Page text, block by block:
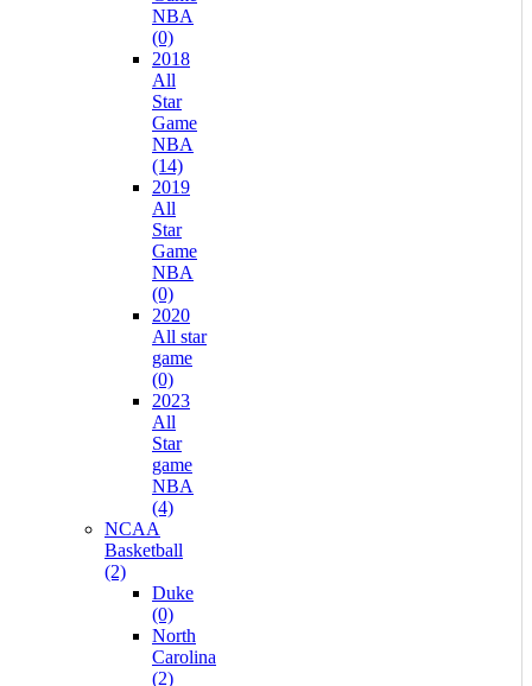
NBA
(0)
2018
All
Star
Game
NBA
(14)
2019
All
Star
Game
NBA
(0)
2020
All star
game
(0)
2023
All
Star
game
NBA
(4)
NCAA
Basketball
(2)
Duke
(0)
North
Carolina
(2)